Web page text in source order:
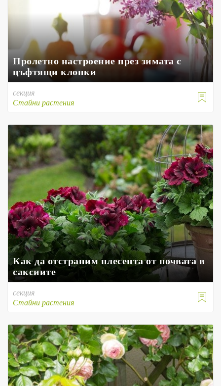
Пролетно настроение през зимата с
цъфтящи клонки

секция
Стайни растения
Как да отстраним плесента от почвата в
саксиите

секция
Стайни растения